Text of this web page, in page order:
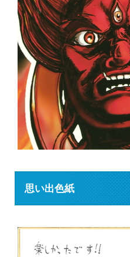
思い出色紙